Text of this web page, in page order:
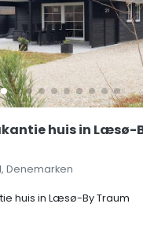
huis in Læsø-
Denemarken
huis in Læsø-By Traum